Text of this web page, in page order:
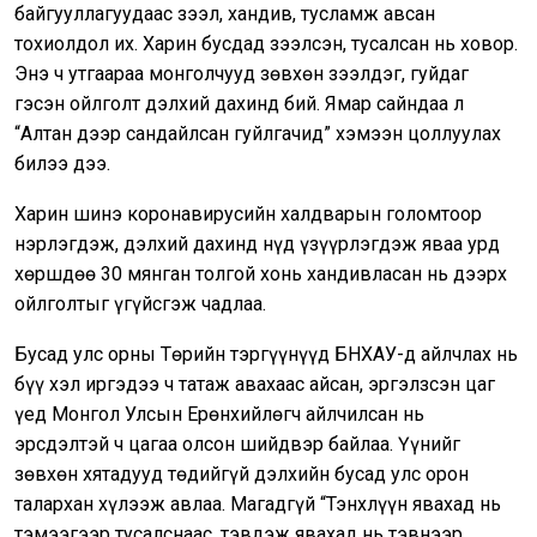
байгууллагуудаас зээл, хандив, тусламж авсан
тохиолдол их. Харин бусдад зээлсэн, тусалсан нь ховор.
Энэ ч утгаараа монголчууд зөвхөн зээлдэг, гуйдаг
гэсэн ойлголт дэлхий дахинд бий. Ямар сайндаа л
“Алтан дээр сандайлсан гуйлгачид” хэмээн цоллуулах
билээ дээ.
Харин шинэ коронавирусийн халдварын голомтоор
нэрлэгдэж, дэлхий дахинд нүд үзүүрлэгдэж яваа урд
хөршдөө 30 мянган толгой хонь хандивласан нь дээрх
ойлголтыг үгүйсгэж чадлаа.
Бусад улс орны Төрийн тэргүүнүүд БНХАУ-д айлчлах нь
бүү хэл иргэдээ ч татаж авахаас айсан, эргэлзсэн цаг
үед Монгол Улсын Ерөнхийлөгч айлчилсан нь
эрсдэлтэй ч цагаа олсон шийдвэр байлаа. Үүнийг
зөвхөн хятадууд төдийгүй дэлхийн бусад улс орон
талархан хүлээж авлаа. Магадгүй “Тэнхлүүн явахад нь